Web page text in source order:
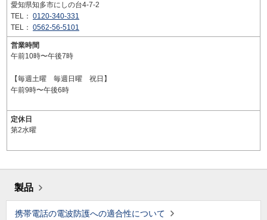
愛知県知多市にしの台4-7-2
TEL： 0120-340-331
TEL： 0562-56-5101
営業時間
午前10時〜午後7時
【毎週土曜 毎週日曜 祝日】
午前9時〜午後6時
定休日
第2水曜
製品
携帯電話の電波防護への適合性について